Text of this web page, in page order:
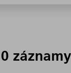
0 záznamy